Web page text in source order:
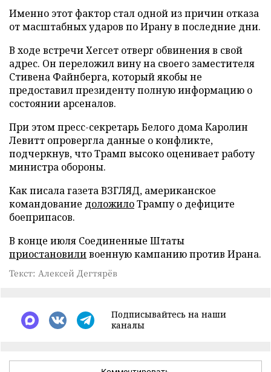
Именно этот фактор стал одной из причин отказа
от масштабных ударов по Ирану в последние дни.
В ходе встречи Хегсет отверг обвинения в свой
адрес. Он переложил вину на своего заместителя
Стивена Файнберга, который якобы не
предоставил президенту полную информацию о
состоянии арсеналов.
При этом пресс-секретарь Белого дома Каролин
Левитт опровергла данные о конфликте,
подчеркнув, что Трамп высоко оценивает работу
министра обороны.
Как писала газета ВЗГЛЯД, американское
командование доложилоТрампу о дефиците
боеприпасов.
В конце июля Соединенные Штаты
приостановиливоенную кампанию против Ирана.
Текст: Алексей Дегтярёв
Подписывайтесь на наши
каналы